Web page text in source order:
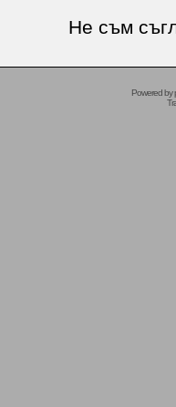
Не съм
Powered by